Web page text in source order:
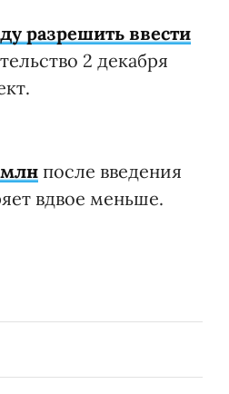
разрешить ввести
2 декабря
млн после введения
вдвое меньше.